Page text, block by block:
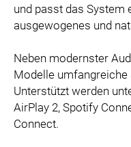
und passt das System
ausgewogenes und
Neben modernster
Modelle umfangreiche
Unterstützt werden
AirPlay 2, Spotify
Connect.